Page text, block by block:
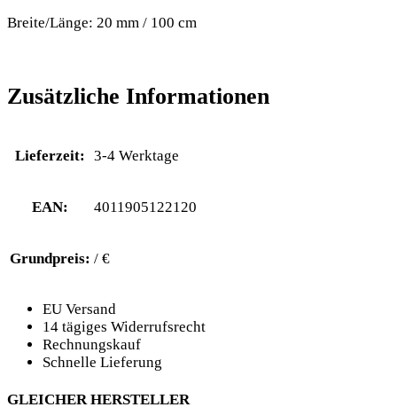
Breite/Länge: 20 mm / 100 cm
Zusätzliche Informationen
Lieferzeit: 3-4 Werktage
EAN: 4011905122120
Grundpreis: / €
EU Versand
14 tägiges Widerrufsrecht
Rechnungskauf
Schnelle Lieferung
GLEICHER HERSTELLER